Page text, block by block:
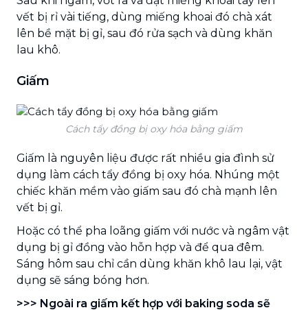
vết bị rỉ vài tiếng, dùng miếng khoai đó chà xát
lên bề mặt bị gỉ, sau đó rửa sạch và dùng khăn
lau khô.
Giấm
Cách tẩy đồng bị oxy hóa bằng giấm
Giấm là nguyên liệu được rất nhiều gia đình sử
dụng làm cách tẩy đồng bị oxy hóa. Nhúng một
chiếc khăn mềm vào giấm sau đó chà mạnh lên
vết bị gỉ.
Hoặc có thể pha loãng giấm với nước và ngâm vật
dụng bị gỉ đồng vào hỗn hợp và để qua đêm.
Sáng hôm sau chỉ cần dùng khăn khô lau lại, vật
dụng sẽ sáng bóng hơn.
>>> Ngoài ra giấm kết hợp với baking soda sẽ